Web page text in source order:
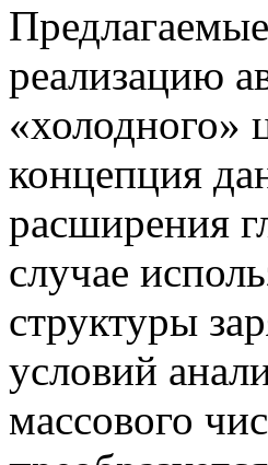
реализацию
«холодного»
концепция
расширения
случае
структуры
условий
массового